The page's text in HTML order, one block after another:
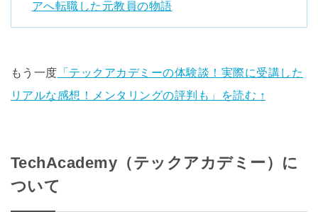
アへ転職した元教員の物語
もう一度 「テックアカデミーの体験談！実際に受講した
リアルな感想！メンタリングの評判も」を読む ↑
TechAcademy（テックアカデミー）に
ついて